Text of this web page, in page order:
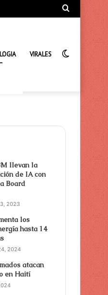
Búsqueda
VIRALES
llevan la
de IA con
Board
2023
los
hasta 14
2024
atacan
en Haití